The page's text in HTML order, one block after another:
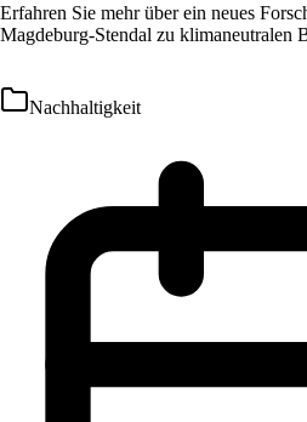
Erfahren Sie mehr über ein neues
Magdeburg-Stendal zu klimaneutralen
Nachhaltigkeit